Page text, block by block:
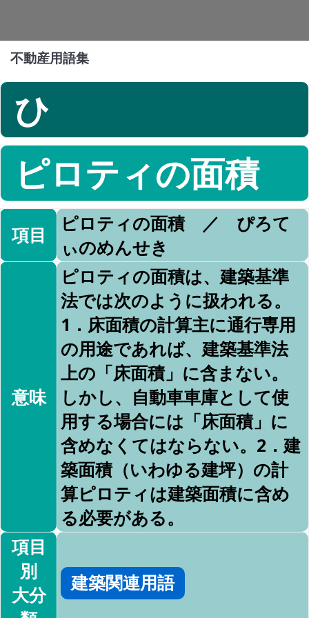
不動産用語集
ひ
ピロティの面積
項目
ピロティの面積 ／ ぴろて
ぃのめんせき
意味
ピロティの面積は、建築基準
法では次のように扱われる。
1．床面積の計算主に通行専用
の用途であれば、建築基準法
上の「床面積」に含まない。
しかし、自動車車庫として使
用する場合には「床面積」に
含めなくてはならない。2．建
築面積（いわゆる建坪）の計
算ピロティは建築面積に含め
る必要がある。
項目
別
大分
建築関連用語